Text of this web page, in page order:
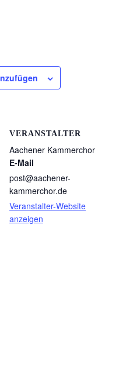
VERANSTALTER
Aachener Kammerchor
E-Mail
post@aachener-
kammerchor.de
Veranstalter-Website
anzeigen